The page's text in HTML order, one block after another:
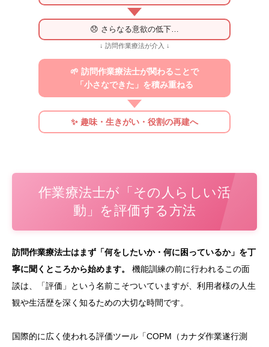
😞 さらなる意欲の低下…
↓ 訪問作業療法が介入 ↓
🌱 訪問作業療法士が関わることで
「小さなできた」を積み重ねる
✨ 趣味・生きがい・役割の再建へ
作業療法士が「その人らしい活
動」を評価する方法
訪問作業療法士はまず「何をしたいか・何に困っているか」を丁
寧に聞くところから始めます。
機能訓練の前に行われるこの面
談は、「評価」という名前こそついていますが、利用者様の人生
観や生活歴を深く知るための大切な時間です。
国際的に広く使われる評価ツール「COPM（カナダ作業遂行測